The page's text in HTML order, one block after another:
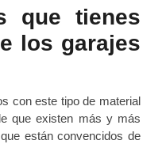
que tienes
los garajes
con este tipo de material
que existen más y más
están convencidos de